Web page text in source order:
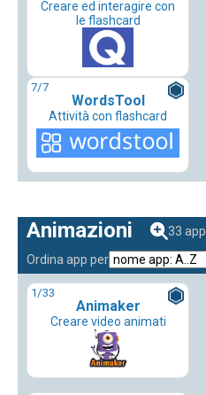
Creare ed interagire con
le flashcard
7/7
WordsTool
Attività con flashcard
Animazioni
33 app
Ordina app per
1/33
Animaker
Creare video animati